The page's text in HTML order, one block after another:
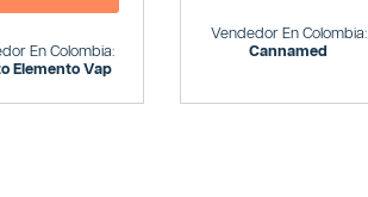
En Colombia:
Elemento Vap
Vendedor En Colombia:
Cannamed